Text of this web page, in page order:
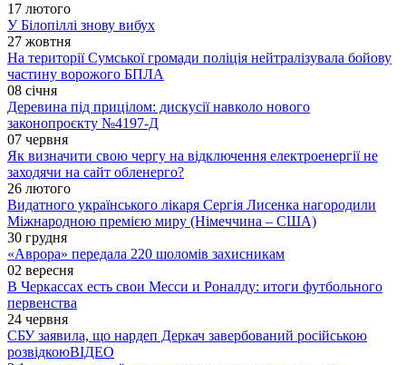
17 лютого
У Білопіллі знову вибух
27 жовтня
На території Сумської громади поліція нейтралізувала бойову
частину ворожого БПЛА
08 січня
Деревина під прицілом: дискусії навколо нового
законопроєкту №4197-Д
07 червня
Як визначити свою чергу на відключення електроенергії не
заходячи на сайт обленерго?
26 лютого
Видатного українського лікаря Сергія Лисенка нагородили
Міжнародною премією миру (Німеччина – США)
30 грудня
«Аврора» передала 220 шоломів захисникам
02 вересня
В Черкассах есть свои Месси и Роналду: итоги футбольного
первенства
24 червня
СБУ заявила, що нардеп Деркач завербований російською
розвідкоюВІДЕО